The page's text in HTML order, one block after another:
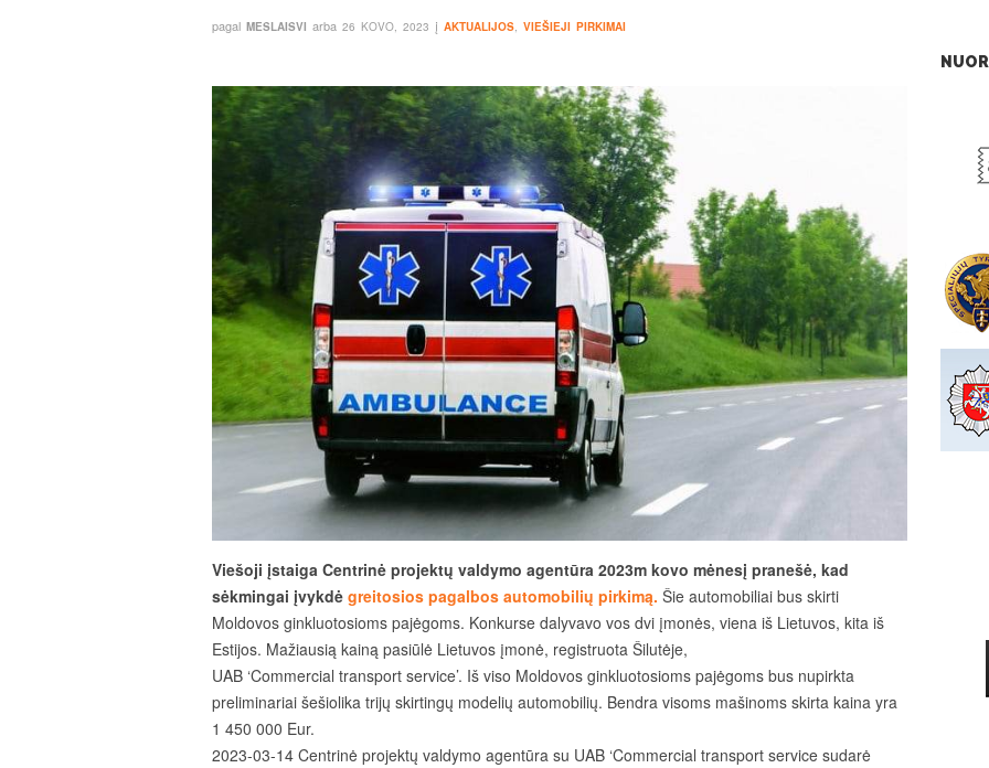
pagal MESLAISVI arba 26 KOVO, 2023 į AKTUALIJOS, VIEŠIEJI PIRKIMAI
Viešoji įstaiga Centrinė projektų valdymo agentūra 2023m kovo mėnesį pranešė, kad
sėkmingai įvykdė greitosios pagalbos automobilių pirkimą. Šie automobiliai bus skirti
Moldovos ginkluotosioms pajėgoms. Konkurse dalyvavo vos dvi įmonės, viena iš Lietuvos, kita iš
Estijos. Mažiausią kainą pasiūlė Lietuvos įmonė, registruota Šilutėje,
UAB ‘Commercial transport service’. Iš viso Moldovos ginkluotosioms pajėgoms bus nupirkta
preliminariai šešiolika trijų skirtingų modelių automobilių. Bendra visoms mašinoms skirta kaina yra
1 450 000 Eur.
2023-03-14 Centrinė projektų valdymo agentūra su UAB ‘Commercial transport service sudarė